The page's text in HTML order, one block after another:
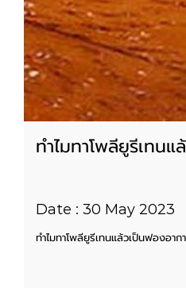
ทำไมทาโพลียูรีเทน
Date : 30 May 2023
ทำไมทาโพลียูรีเทนแล้วเป็นฟองอาก